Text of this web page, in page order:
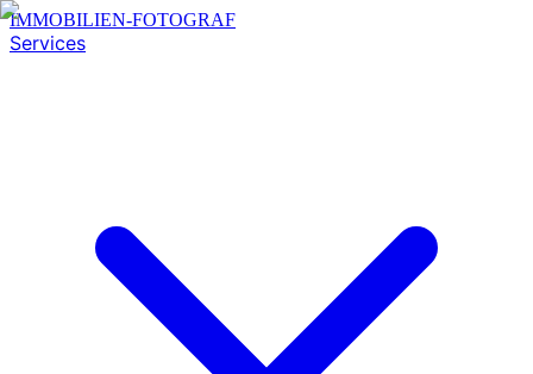
IMMOBILIEN-FOTOGRAF
Services